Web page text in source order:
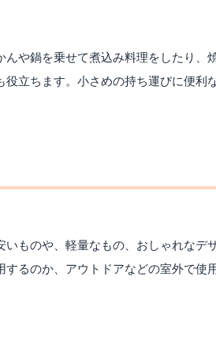
や鍋を乗せて煮込み料理をしたり、
立ちます。小さめの持ち運びに便利
ものや、軽量なもの、おしゃれなデ
るのか、アウトドアなどの室外で使